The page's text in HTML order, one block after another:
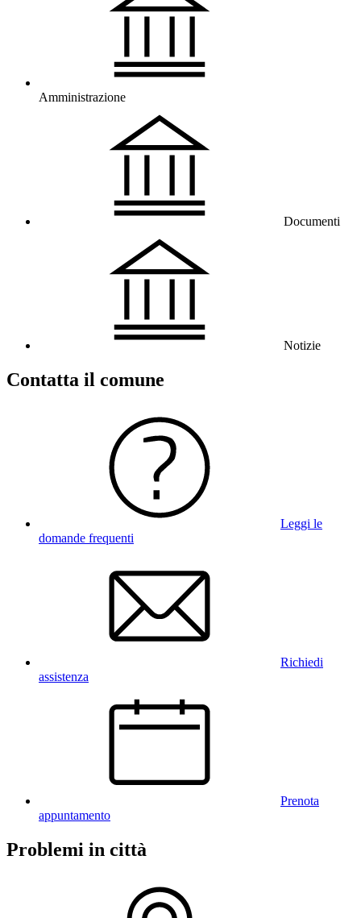
Amministrazione
Documenti
Notizie
Contatta il comune
Leggi le
domande frequenti
Richiedi
assistenza
Prenota
appuntamento
Problemi in città